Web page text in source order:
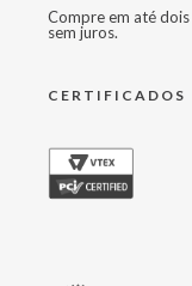
Compre em até
sem juros.
CERTIFICADOS